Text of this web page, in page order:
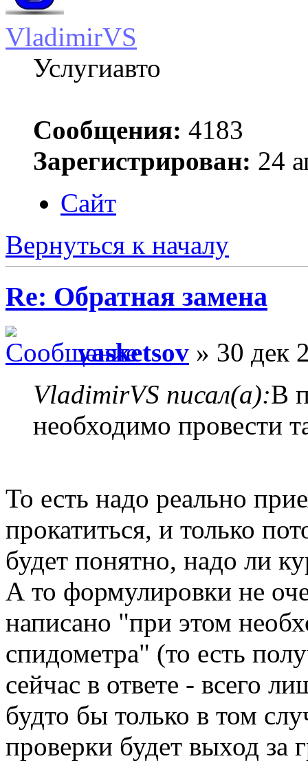
VladimirVS
Услугиавто
Сообщения: 4183
Зарегистрирован: 24
Сайт
Вернуться к началу
Re: Обратная замена
vasketsov » 30 дек
VladimirVS писал(а):В
необходимо провести
То есть надо реально
прокатиться, и только
будет понятно, надо ли
А то формулировки не
написано "при этом
спидометра" (то есть
сейчас в ответе - всего
будто бы только в том
проверки будет выход за